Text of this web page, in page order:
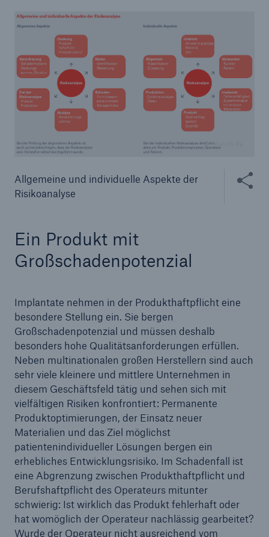
© Munich Re
Allgemeine und individuelle Aspekte der
Risikoanalyse
Inhalte
Ein Produkt mit
Großschadenpotenzial
Implantate nehmen in der Produkthaftpflicht eine
besondere Stellung ein. Sie bergen
Großschadenpotenzial und müssen deshalb
besonders hohe Qualitätsanforderungen erfüllen.
Neben multinationalen großen Herstellern sind auch
sehr viele kleinere und mittlere Unternehmen in
diesem Geschäftsfeld tätig und sehen sich mit
vielfältigen Risiken konfrontiert: Permanente
Produktoptimierungen, der Einsatz neuer
Materialien und das Ziel möglichst
patientenindividueller Lösungen bergen ein
erhebliches Entwicklungsrisiko. Im Schadenfall ist
eine Abgrenzung zwischen Produkthaftpflicht und
Berufshaftpflicht des Operateurs mitunter
schwierig: Ist wirklich das Produkt fehlerhaft oder
hat womöglich der Operateur nachlässig gearbeitet?
Wurde der Operateur nicht ausreichend vom